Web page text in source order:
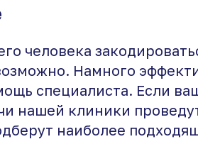
человека
Намного
специалиста. Если
нашей клиники
наиболее